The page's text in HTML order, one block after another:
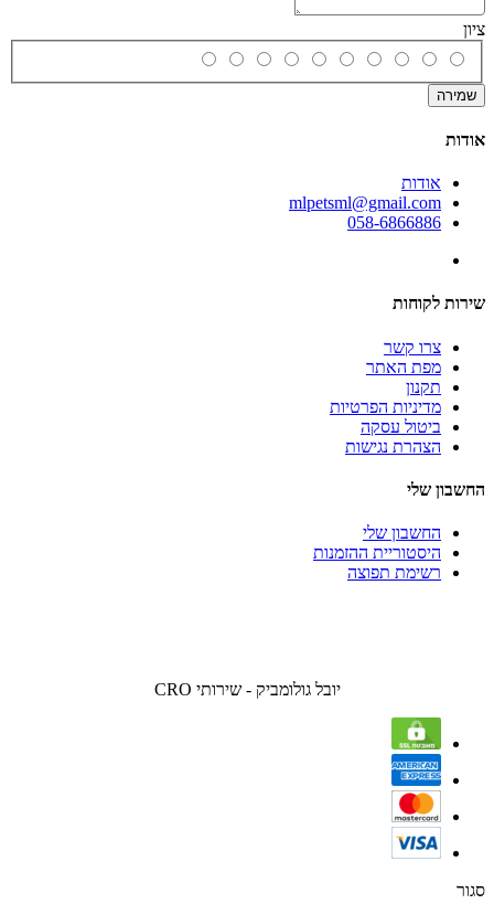
ציון
שמירה
אודות
אודות
mlpetsml@gmail.com
058-6866886
שירות לקוחות
צרו קשר
מפת האתר
תקנון
מדיניות הפרטיות
ביטול עסקה
הצהרת נגישות
החשבון שלי
החשבון שלי
היסטוריית ההזמנות
רשימת תפוצה
יובל גולומביק - שירותי CRO
סגור